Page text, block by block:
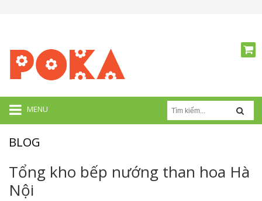
MENU
BLOG
Tổng kho bếp nướng than hoa Hà
Nội